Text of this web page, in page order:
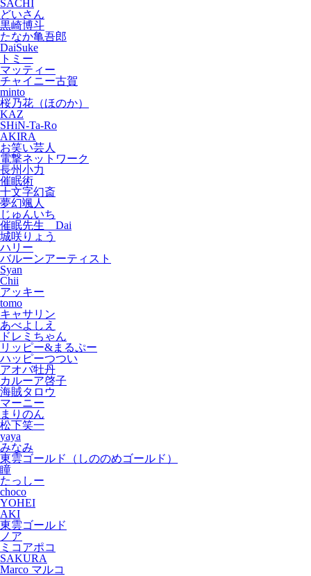
SACHI
どいさん
黒崎博斗
たなか亀吾郎
DaiSuke
トミー
マッティー
チャイニー古賀
minto
桜乃花（ほのか）
KAZ
SHiN-Ta-Ro
AKIRA
お笑い芸人
電撃ネットワーク
長州小力
催眠術
十文字幻斎
夢幻颯人
じゅんいち
催眠先生 Dai
城咲りょう
ハリー
バルーンアーティスト
Syan
Chii
アッキー
tomo
キャサリン
あべよしえ
ドレミちゃん
リッピー&まるぷー
ハッピーつつい
アオバ牡丹
カルーア啓子
海賊タロウ
マーニー
まりのん
松下笑一
yaya
みなみ
東雲ゴールド（しののめゴールド）
瞳
たっしー
choco
YOHEI
AKI
東雲ゴールド
ノア
ミコアポコ
SAKURA
Marco マルコ